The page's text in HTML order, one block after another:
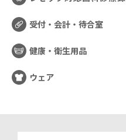
受付・会計・待合室
健康・衛生用品
ウェア